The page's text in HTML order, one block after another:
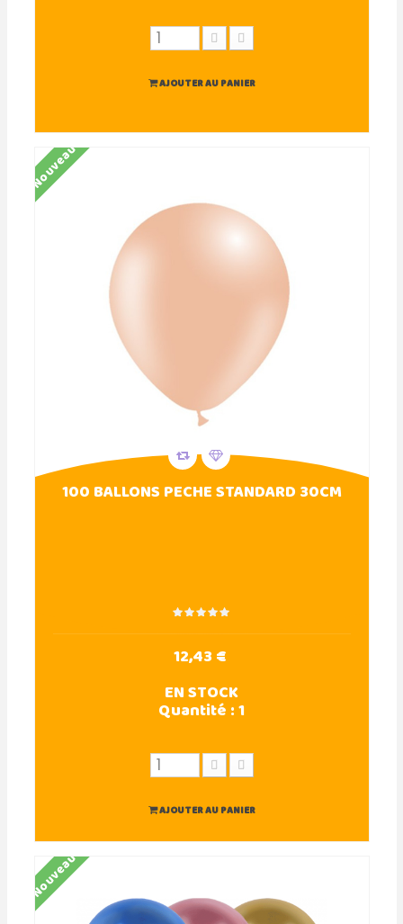
AJOUTER AU PANIER
Nouveau
100 BALLONS PECHE STANDARD 30CM
12,43 €
EN STOCK
Quantité :1
AJOUTER AU PANIER
Nouveau